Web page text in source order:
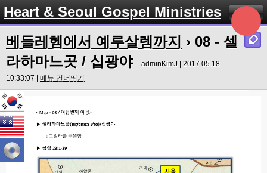
Heart & Seoul Gospel Ministries Menu
베들레헴에서 예루살렘까지 › 08 - 셀
라하마느곳 / 십광야
adminKimJ | 2017.05.18
10:33:07 | 메뉴 건너뛰기